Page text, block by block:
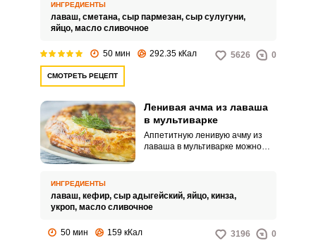
питания.
ИНГРЕДИЕНТЫ
лаваш, сметана, сыр пармезан, сыр сулугуни,
яйцо, масло сливочное
50 мин 292.35 кКал 5626 0
СМОТРЕТЬ РЕЦЕПТ
Ленивая ачма из лаваша
в мультиварке
Аппетитную ленивую ачму из
лаваша в мультиварке можно
теплой, так и холодной.
ИНГРЕДИЕНТЫ
лаваш, кефир, сыр адыгейский, яйцо, кинза,
укроп, масло сливочное
50 мин 159 кКал 3196 0